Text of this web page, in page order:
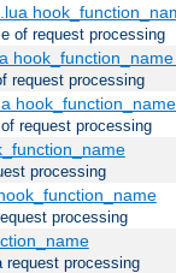
of request processing
request processing
request processing
processing
processing
request processing